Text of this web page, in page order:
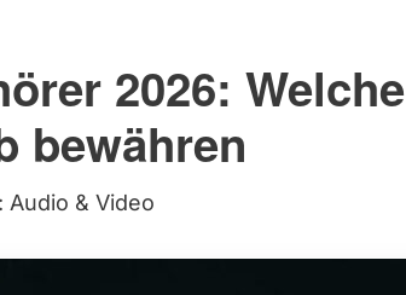
2026: Welche
bewähren
Audio & Video